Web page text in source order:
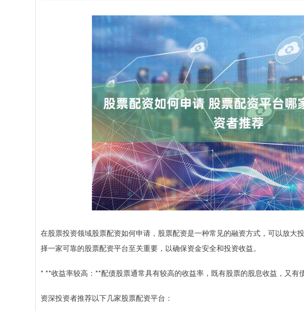
在股票投资领域股票配资如何申请，股票配资是一种常见的融资方式，可以放大
择一家可靠的股票配资平台至关重要，以确保资金安全和投资收益。
* **收益率较高：**配债股票通常具有较高的收益率，既有股票的股息收益，又有
资深投资者推荐以下几家股票配资平台：